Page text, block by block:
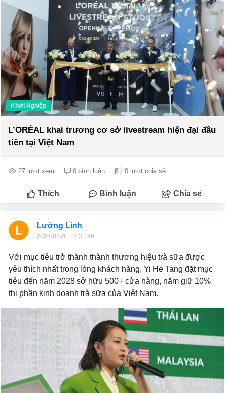
Khởi Nghiệp
L’ORÉAL khai trương cơ sở livestream hiện đại đầu
tiên tại Việt Nam
27 lượt xem 0 bình luận 0 lượt chia sẻ
Thích Bình luận Chia sẻ
Lường Linh
2025-03-31 14:31:46
Với mục tiêu trở thành thành thương hiệu trà sữa được
yêu thích nhất trong lòng khách hàng, Yi He Tang đặt mục
tiêu đến năm 2028 sở hữu 500+ cửa hàng, nắm giữ 10%
thị phần kinh doanh trà sữa của Việt Nam.